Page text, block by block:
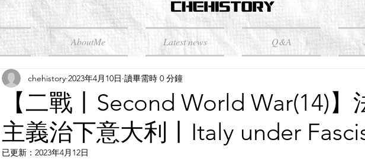
AboutMe Latest news Q&A
【二戰丨Second World War(14)】
主義治下意大利丨Italy under
chehistory 2023年4月10日 讀畢需時 0 分鐘
已更新： 2023年4月12日